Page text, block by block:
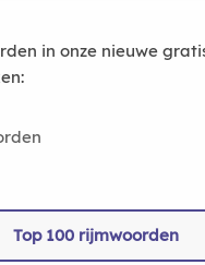
in onze nieuwe
Top 100 rijmwoorden